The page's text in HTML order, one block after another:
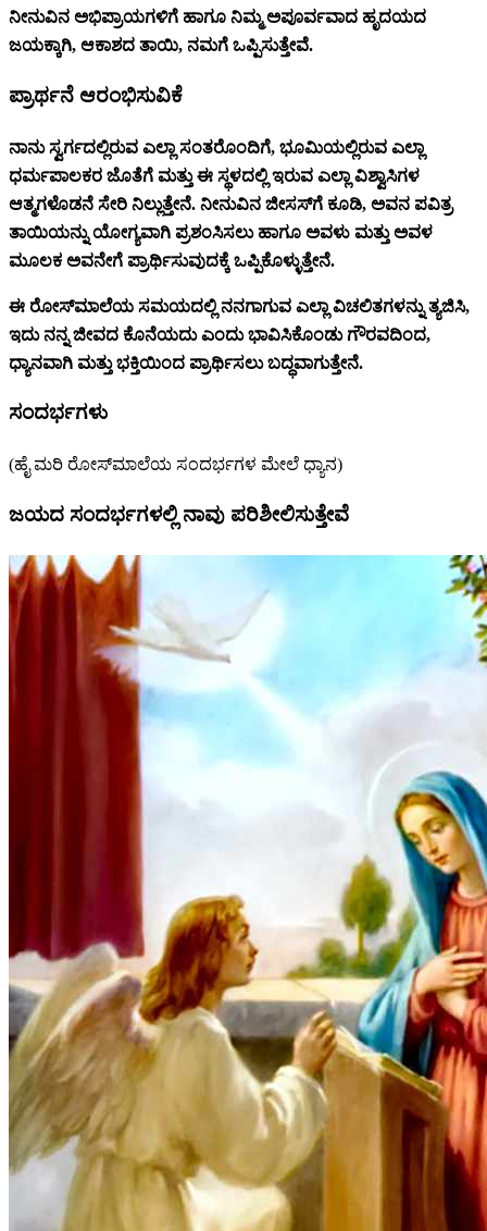
ನೀನುವಿನ ಅಭಿಪ್ರಾಯಗಳಿಗೆ ಹಾಗೂ ನಿಮ್ಮ ಅಪೂರ್ವವಾದ ಹೃದಯದ
ಜಯಕ್ಕಾಗಿ, ಆಕಾಶದ ತಾಯಿ, ನಮಗೆ ಒಪ್ಪಿಸುತ್ತೇವೆ.
ಪ್ರಾರ್ಥನೆ ಆರಂಭಿಸುವಿಕೆ
ನಾನು ಸ್ವರ್ಗದಲ್ಲಿರುವ ಎಲ್ಲಾ ಸಂತರೊಂದಿಗೆ, ಭೂಮಿಯಲ್ಲಿರುವ ಎಲ್ಲಾ
ಧರ್ಮಪಾಲಕರ ಜೊತೆಗೆ ಮತ್ತು ಈ ಸ್ಥಳದಲ್ಲಿ ಇರುವ ಎಲ್ಲಾ ವಿಶ್ವಾಸಿಗಳ
ಆತ್ಮಗಳೊಡನೆ ಸೇರಿ ನಿಲ್ಲುತ್ತೇನೆ. ನೀನುವಿನ ಜೀಸಸ್‌ಗೆ ಕೂಡಿ, ಅವನ ಪವಿತ್ರ
ತಾಯಿಯನ್ನು ಯೋಗ್ಯವಾಗಿ ಪ್ರಶಂಸಿಸಲು ಹಾಗೂ ಅವಳು ಮತ್ತು ಅವಳ
ಮೂಲಕ ಅವನೇಗೆ ಪ್ರಾರ್ಥಿಸುವುದಕ್ಕೆ ಒಪ್ಪಿಕೊಳ್ಳುತ್ತೇನೆ.
ಈ ರೋಸ್‌ಮಾಲೆಯ ಸಮಯದಲ್ಲಿ ನನಗಾಗುವ ಎಲ್ಲಾ ವಿಚಲಿತಗಳನ್ನು ತ್ಯಜಿಸಿ,
ಇದು ನನ್ನ ಜೀವದ ಕೊನೆಯದು ಎಂದು ಭಾವಿಸಿಕೊಂಡು ಗೌರವದಿಂದ,
ಧ್ಯಾನವಾಗಿ ಮತ್ತು ಭಕ್ತಿಯಿಂದ ಪ್ರಾರ್ಥಿಸಲು ಬದ್ಧವಾಗುತ್ತೇನೆ.
ಸಂದರ್ಭಗಳು
(ಹೈ ಮರಿ ರೋಸ್‌ಮಾಲೆಯ ಸಂದರ್ಭಗಳ ಮೇಲೆ ಧ್ಯಾನ)
ಜಯದ ಸಂದರ್ಭಗಳಲ್ಲಿ ನಾವು ಪರಿಶೀಲಿಸುತ್ತೇವೆ